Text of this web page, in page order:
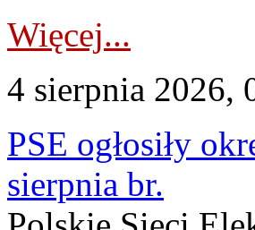
Więcej...
4 sierpnia 2026,
PSE ogłosiły
sierpnia br.